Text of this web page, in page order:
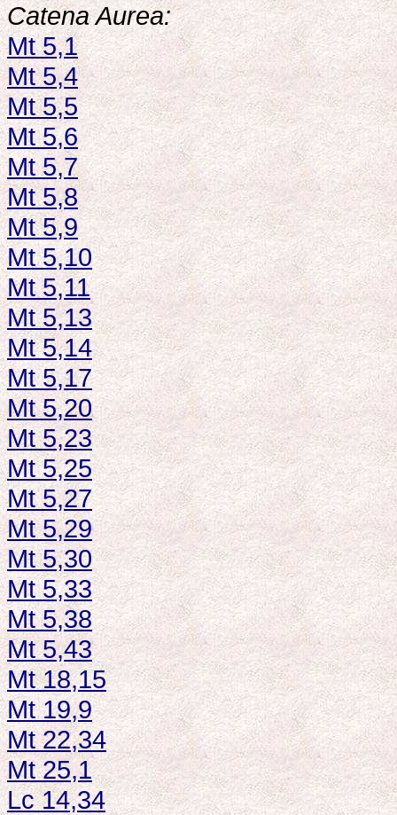
Catena Aurea:
Mt 5,1
Mt 5,4
Mt 5,5
Mt 5,6
Mt 5,7
Mt 5,8
Mt 5,9
Mt 5,10
Mt 5,11
Mt 5,13
Mt 5,14
Mt 5,17
Mt 5,20
Mt 5,23
Mt 5,25
Mt 5,27
Mt 5,29
Mt 5,30
Mt 5,33
Mt 5,38
Mt 5,43
Mt 18,15
Mt 19,9
Mt 22,34
Mt 25,1
Lc 14,34